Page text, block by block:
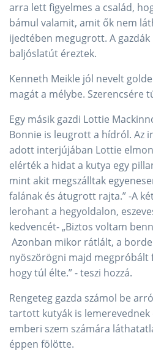
arra lett figyelmes a család,
bámul valamit, amit ők nem
ijedtében megugrott. A
baljóslatút éreztek.
Kenneth Meikle jól nevelt
magát a mélybe. Szerencsére
Egy másik gazdi Lottie
Bonnie is leugrott a hídról. Az
adott interjújában Lottie
elérték a hidat a kutya egy
mint akit megszálltak
falának és átugrott rajta.” -A
lerohant a hegyoldalon,
kedvencét- „Biztos voltam
Azonban mikor rátlált, a
nyöszörögni majd megpróbált
hogy túl élte.” - teszi hozzá.
Rengeteg gazda számol be
tartott kutyák is lemerevednek
emberi szem számára
éppen fölötte.